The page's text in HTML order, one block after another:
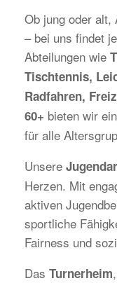
Ob jung oder alt,
– bei uns findet
Abteilungen wie
Tischtennis,
Radfahren,
60+ bieten wir
für alle
Unsere
Herzen. Mit
aktiven
sportliche
Fairness und
Das Turnerheim